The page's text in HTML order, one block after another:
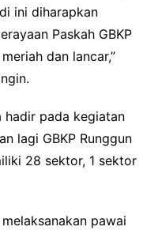
ini diharapkan
Paskah GBKP
dan lancar,”
hadir pada kegiatan
lagi GBKP Runggun
28 sektor, 1 sektor
pawai